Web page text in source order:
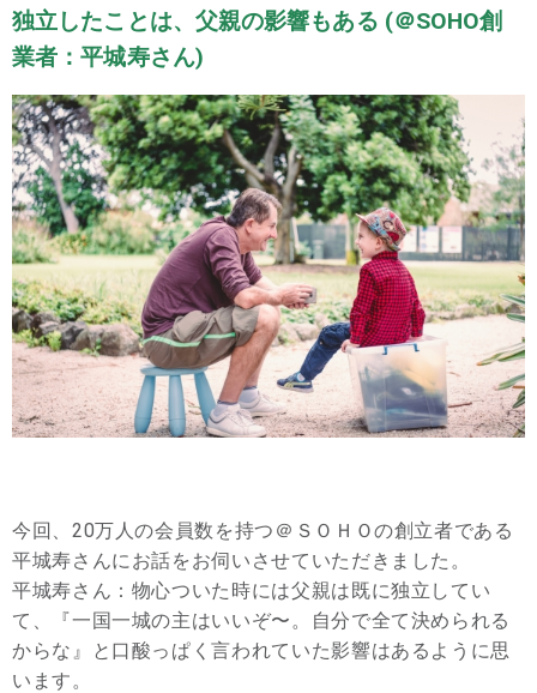
独立したことは、父親の影響もある (＠SOHO創
業者：平城寿さん)
今回、20万人の会員数を持つ＠ＳＯＨＯの創立者である
平城寿さんにお話をお伺いさせていただきました。
平城寿さん：物心ついた時には父親は既に独立してい
て、『一国一城の主はいいぞ〜。自分で全て決められる
からな』と口酸っぱく言われていた影響はあるように思
います。